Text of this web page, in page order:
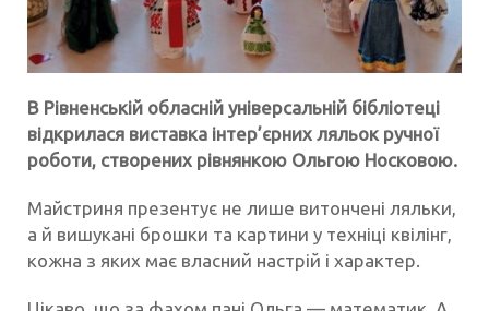
В Рівненській обласній універсальній бібліотеці
відкрилася виставка інтер’єрних ляльок ручної
роботи, створених рівнянкою Ольгою Носковою.
Майстриня презентує не лише витончені ляльки,
а й вишукані брошки та картини у техніці квілінг,
кожна з яких має власний настрій і характер.